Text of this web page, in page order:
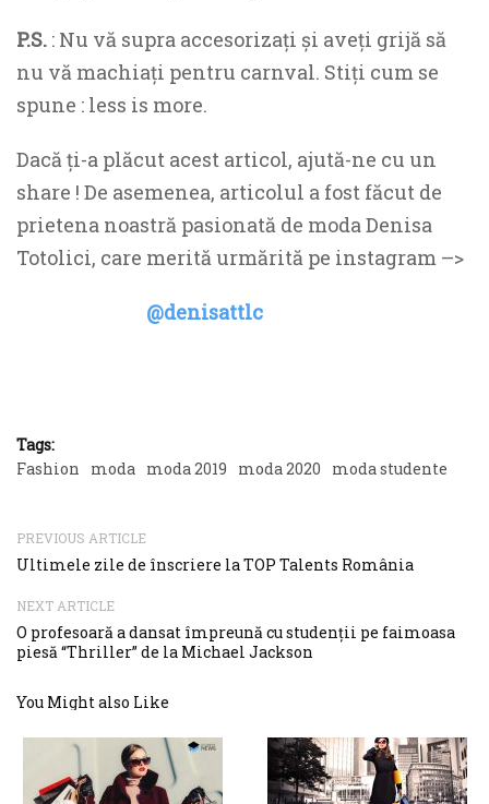
P.S. : Nu vă supra accesorizați și aveți grijă să
nu vă machiați pentru carnval. Stiți cum se
spune : less is more.
Dacă ți-a plăcut acest articol, ajută-ne cu un
share ! De asemenea, articolul a fost făcut de
prietena noastră pasionată de moda Denisa
Totolici, care merită urmărită pe instagram –>
@denisattlc
Tags:
Fashion
moda moda 2019 moda 2020 moda studente
PREVIOUS ARTICLE
Ultimele zile de înscriere la TOP Talents România
NEXT ARTICLE
O profesoară a dansat împreună cu studenții pe faimoasa
piesă “Thriller” de la Michael Jackson
You Might also Like